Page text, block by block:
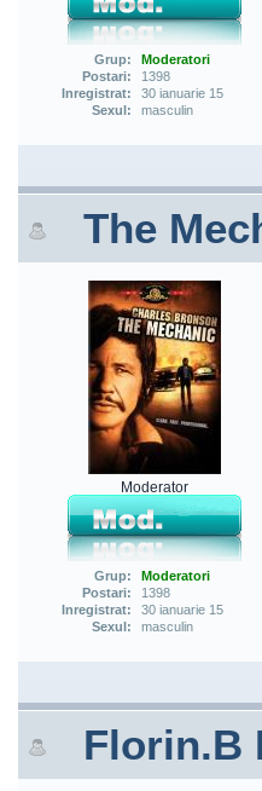
Grup:
Moderatori
Postari:
1398
Inregistrat:
30 ianuarie 15
Sexul:
masculin
The
Moderator
Grup:
Moderatori
Postari:
1398
Inregistrat:
30 ianuarie 15
Sexul:
masculin
Florin.B